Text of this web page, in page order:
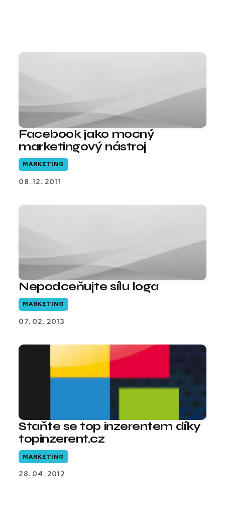
Facebook jako mocný
marketingový nástroj
MARKETING
08. 12. 2011
Nepodceňujte sílu loga
MARKETING
07. 02. 2013
Staňte se top inzerentem díky
topinzerent.cz
MARKETING
28. 04. 2012